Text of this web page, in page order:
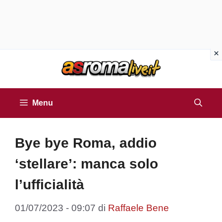
Menu
Bye bye Roma, addio
‘stellare’: manca solo
l’ufficialità
01/07/2023 - 09:07 di Raffaele Bene